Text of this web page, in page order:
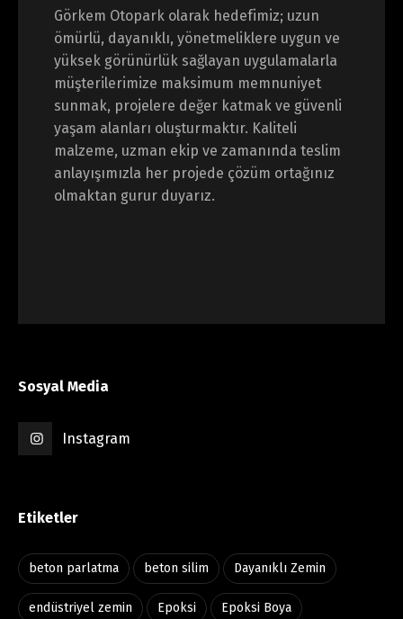
Görkem Otopark olarak hedefimiz; uzun
ömürlü, dayanıklı, yönetmeliklere uygun ve
yüksek görünürlük sağlayan uygulamalarla
müşterilerimize maksimum memnuniyet
sunmak, projelere değer katmak ve güvenli
yaşam alanları oluşturmaktır. Kaliteli
malzeme, uzman ekip ve zamanında teslim
anlayışımızla her projede çözüm ortağınız
olmaktan gurur duyarız.
Sosyal Media
Instagram
Etiketler
beton parlatma beton silim Dayanıklı Zemin
endüstriyel zemin Epoksi Epoksi Boya